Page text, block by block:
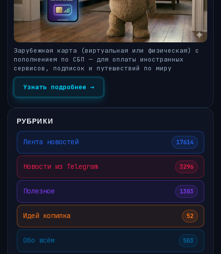
Зарубежная карта (виртуальная или физическая) с
пополнением по СБП — для оплаты иностранных
сервисов, подписок и путешествий по миру
Узнать подробнее →
РУБРИКИ
Лента новостей 17614
Новости из Telegram 3296
Полезное 1303
Идей копилка 52
Обо всём 503